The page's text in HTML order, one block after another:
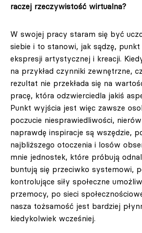
raczej rzeczywistość wirtualna?
W swojej pracy staram się być
siebie i to stanowi, jak sądzę,
ekspresji artystycznej i kreacji.
na przykład czynniki zewnętrzne,
rezultat nie przekłada się na
pracę, która odzwierciedla jakiś
Punkt wyjścia jest więc zawsze
poczucie niesprawiedliwości,
naprawdę inspiracje są wszędzie,
najbliższego otoczenia i losów
mnie jednostek, które próbują
buntują się przeciwko systemowi,
kontrolujące siły społeczne
przemocy, po sieci
nasza tożsamość jest bardziej
kiedykolwiek wcześniej.